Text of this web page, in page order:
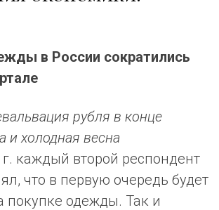
в России сократились
рубля в конце
и холодная весна
каждый второй респондент
что в первую очередь будет
покупке одежды. Так и